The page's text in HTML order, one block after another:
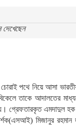
চোরাই পথে নিয়ে আসা
তাকে আদালতের
গ্রেফতারকৃত এমদাদুল হক
মিজানুর